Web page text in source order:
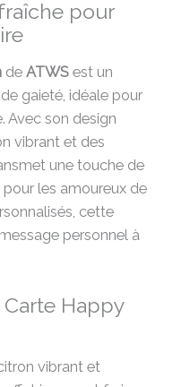
pour
deATWS est un
gaieté, idéale pour
Avec son design
vibrant et des
une touche de
les amoureux de
cette
personnel à
Happy
vibrant et